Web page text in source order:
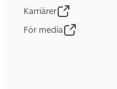
Karriärer
För media